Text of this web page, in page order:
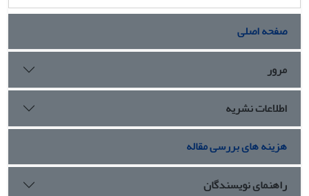
صفحه اصلی
مرور
اطلاعات نشریه
هزینه های بررسی مقاله
راهنمای نویسندگان